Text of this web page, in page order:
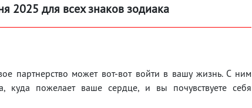
2025 для всех знаков зодиака
партнерство может вот-вот войти в вашу жизнь. С ним
куда пожелает ваше сердце, и вы почувствуете себя